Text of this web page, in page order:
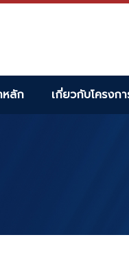
หลัก เกี่ยวกับโครงกา